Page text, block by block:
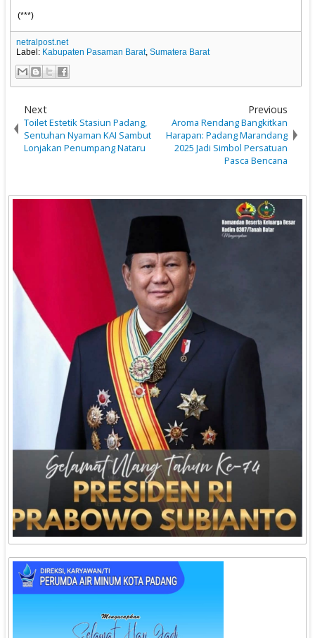
(***)
netralpost.net
Label: Kabupaten Pasaman Barat,Sumatera Barat
Next
Toilet Estetik Stasiun Padang,
Sentuhan Nyaman KAI Sambut
Lonjakan Penumpang Nataru
Previous
Aroma Rendang Bangkitkan
Harapan: Padang Marandang
2025 Jadi Simbol Persatuan
Pasca Bencana